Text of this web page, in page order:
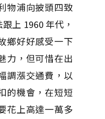
物浦向披頭四致
上 1960 年代，
鄉好好感受一下
力，但可惜在出
調漲交通費，以
的機會，在短短
花上高達一萬多